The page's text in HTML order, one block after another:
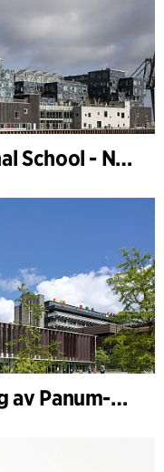
Copenhagen International School - Nordhavn
Mærsk Tårnet, utbygging av Panum-komplekset